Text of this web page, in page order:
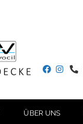
ÜBER UNS